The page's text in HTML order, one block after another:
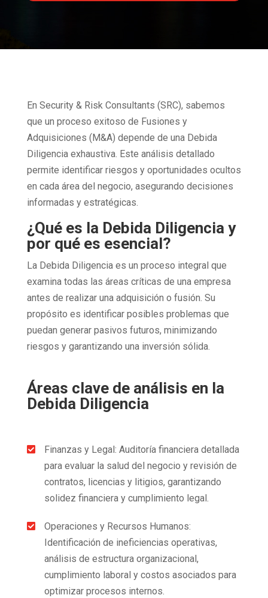
En Security & Risk Consultants (SRC), sabemos
que un proceso exitoso de Fusiones y
Adquisiciones (M&A) depende de una Debida
Diligencia exhaustiva. Este análisis detallado
permite identificar riesgos y oportunidades ocultos
en cada área del negocio, asegurando decisiones
informadas y estratégicas.
¿Qué es la Debida Diligencia y
por qué es esencial?
La Debida Diligencia es un proceso integral que
examina todas las áreas críticas de una empresa
antes de realizar una adquisición o fusión. Su
propósito es identificar posibles problemas que
puedan generar pasivos futuros, minimizando
riesgos y garantizando una inversión sólida.
Áreas clave de análisis en la
Debida Diligencia

Finanzas y Legal: Auditoría financiera detallada
para evaluar la salud del negocio y revisión de
contratos, licencias y litigios, garantizando
solidez financiera y cumplimiento legal.

Operaciones y Recursos Humanos:
Identificación de ineficiencias operativas,
análisis de estructura organizacional,
cumplimiento laboral y costos asociados para
optimizar procesos internos.